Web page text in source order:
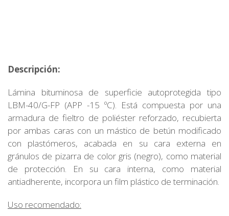
Descripción:
Lámina bituminosa de superficie autoprotegida tipo
LBM-40/G-FP (APP -15 ºC). Está compuesta por una
armadura de fieltro de poliéster reforzado, recubierta
por ambas caras con un mástico de betún modificado
con plastómeros, acabada en su cara externa en
gránulos de pizarra de color gris (negro), como material
de protección. En su cara interna, como material
antiadherente, incorpora un film plástico de terminación.
Uso recomendado: